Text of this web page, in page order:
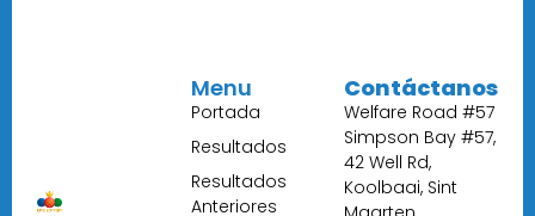
Menu
Portada
Resultados
Resultados
Anteriores
Contáctanos
Welfare Road #57
Simpson Bay #57,
42 Well Rd,
Koolbaai, Sint